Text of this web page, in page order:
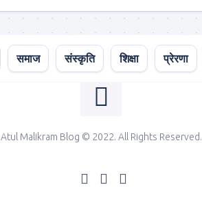
समाज संस्कृति शिक्षा प्रेरणा
Atul Malikram Blog © 2022. All Rights Reserved.